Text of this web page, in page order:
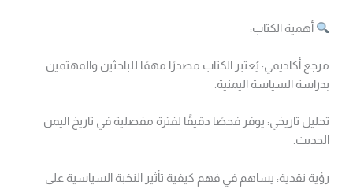
أهمية الكتاب:
مرجع أكاديمي: يُعتبر الكتاب مصدرًا مهمًا للباحثين والمهتمين
بدراسة السياسة اليمنية.
تحليل تاريخي: يوفر فحصًا دقيقًا لفترة مفصلية في تاريخ اليمن
الحديث.
رؤية نقدية: يساهم في فهم كيفية تأثير النخبة السياسية على